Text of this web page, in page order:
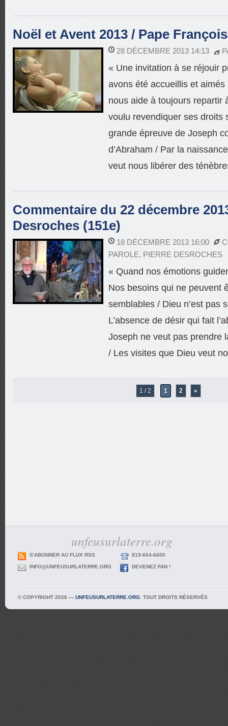
Noël et Avent 2013 / Pape François
28 DÉCEMBRE 2013 14:13
« Une invitation à se réjouir
avons été accueillis et
nous aide à toujours repartir
voulu revendiquer ses droits
grande épreuve de Joseph
d’Abraham / Par la
veut nous libérer des
Commentaire du 22 décembre
Desroches (151e)
18 DÉCEMBRE 2013 16:00
PAROLE, PIERRE DESROCHES
« Quand nos émotions
Nos besoins qui ne peuvent
semblables / Dieu n’est pas
L’absence de désir qui fait
Joseph ne veut pas prendre
/ Les visites que Dieu veut
1 / 2 1 2 »
unfeusurlaterre.org
S'ABONNER AU FLUX RSS 819-604-6600
INFO@UNFEUSURLATERRE.ORG DEVENEZ FAN !
© COPYRIGHT 2026 — UNFEUSURLATERRE.ORG . TOUT DROITS RÉSERVÉS